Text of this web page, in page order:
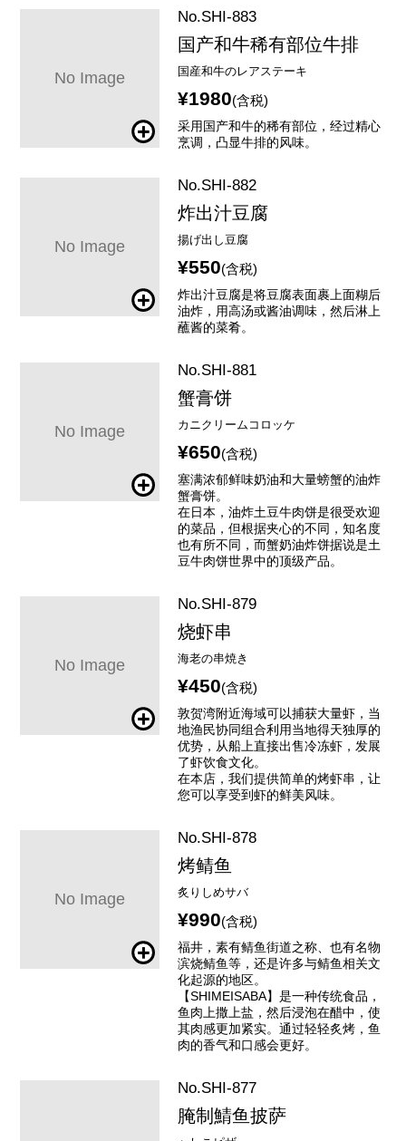
No.SHI-883
国产和牛稀有部位牛排
国産和牛のレアステーキ
¥1980(含税)
采用国产和牛的稀有部位，经过精心
烹调，凸显牛排的风味。
No.SHI-882
炸出汁豆腐
揚げ出し豆腐
¥550(含税)
炸出汁豆腐是将豆腐表面裹上面糊后
油炸，用高汤或酱油调味，然后淋上
蘸酱的菜肴。
No.SHI-881
蟹膏饼
カニクリームコロッケ
¥650(含税)
塞满浓郁鲜味奶油和大量螃蟹的油炸
蟹膏饼。
在日本，油炸土豆牛肉饼是很受欢迎
的菜品，但根据夹心的不同，知名度
也有所不同，而蟹奶油炸饼据说是土
豆牛肉饼世界中的顶级产品。
No.SHI-879
烧虾串
海老の串焼き
¥450(含税)
敦贺湾附近海域可以捕获大量虾，当
地渔民协同组合利用当地得天独厚的
优势，从船上直接出售冷冻虾，发展
了虾饮食文化。
在本店，我们提供简单的烤虾串，让
您可以享受到虾的鲜美风味。
No.SHI-878
烤鲭鱼
炙りしめサバ
¥990(含税)
福井，素有鲭鱼街道之称、也有名物
滨烧鲭鱼等，还是许多与鲭鱼相关文
化起源的地区。
【SHIMEISABA】是一种传统食品，
鱼肉上撒上盐，然后浸泡在醋中，使
其肉感更加紧实。通过轻轻炙烤，鱼
肉的香气和口感会更好。
No.SHI-877
腌制鯖鱼披萨